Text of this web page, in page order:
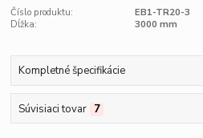
Číslo produktu:
EB1-TR20-3
Dĺžka:
3000 mm
Kompletné špecifikácie
Súvisiaci tovar 7